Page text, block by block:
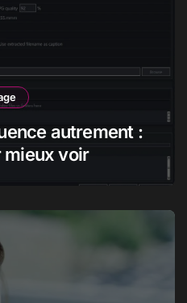
autrement :
voir